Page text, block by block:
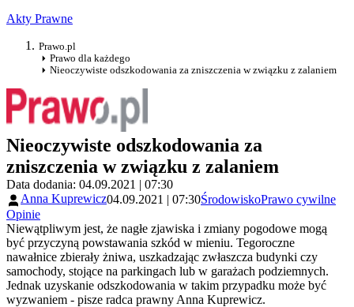
Akty Prawne
Prawo.pl
Prawo dla każdego
Nieoczywiste odszkodowania za zniszczenia w związku z zalaniem
Nieoczywiste odszkodowania za
zniszczenia w związku z zalaniem
Data dodania: 04.09.2021 | 07:30
Anna Kuprewicz04.09.2021 | 07:30ŚrodowiskoPrawo cywilne
Opinie
Niewątpliwym jest, że nagłe zjawiska i zmiany pogodowe mogą
być przyczyną powstawania szkód w mieniu. Tegoroczne
nawałnice zbierały żniwa, uszkadzając zwłaszcza budynki czy
samochody, stojące na parkingach lub w garażach podziemnych.
Jednak uzyskanie odszkodowania w takim przypadku może być
wyzwaniem - pisze radca prawny Anna Kuprewicz.